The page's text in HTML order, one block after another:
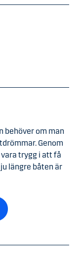
behöver om man
Genom
trygg i att få
längre båten är